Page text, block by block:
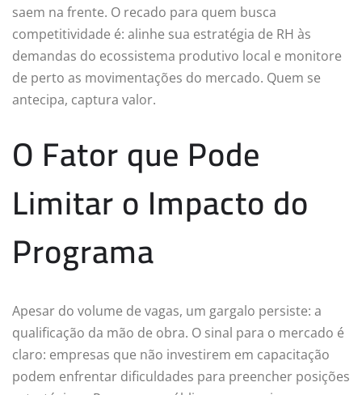
saem na frente. O recado para quem busca
competitividade é: alinhe sua estratégia de RH às
demandas do ecossistema produtivo local e monitore
de perto as movimentações do mercado. Quem se
antecipa, captura valor.
O Fator que Pode
Limitar o Impacto do
Programa
Apesar do volume de vagas, um gargalo persiste: a
qualificação da mão de obra. O sinal para o mercado é
claro: empresas que não investirem em capacitação
podem enfrentar dificuldades para preencher posições